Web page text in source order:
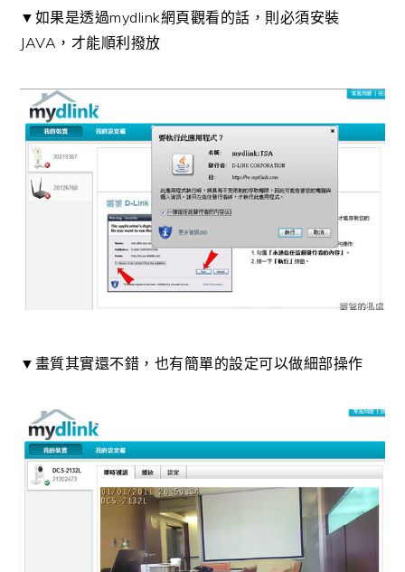
▼如果是透過mydlink網頁觀看的話，則必須安裝
JAVA，才能順利撥放
▼畫質其實還不錯，也有簡單的設定可以做細部操作